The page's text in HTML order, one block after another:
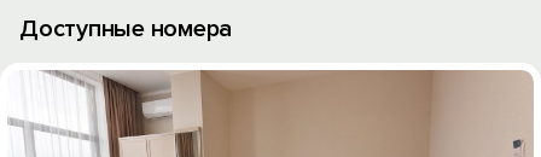
Доступные номера